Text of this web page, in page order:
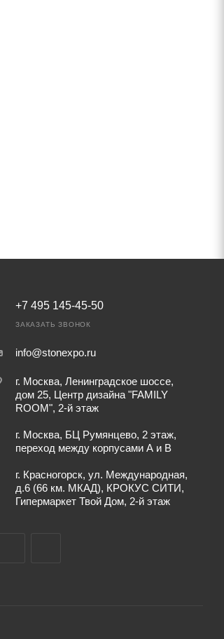
+7 495 145-45-50
ЗАКАЗАТЬ ЗВОНОК
info@stonexpo.ru
г. Москва, Ленинградское шоссе,
дом 25, Центр дизайна "FAMILY
ROOM", 2-й этаж
г. Москва, БЦ Румянцево, 2 этаж,
переход между корпусами А и В
г. Красногорск, ул. Международная,
д.6 (66 км. МКАД), КРОКУС СИТИ,
Гипермаркет Твой Дом, 2-й этаж